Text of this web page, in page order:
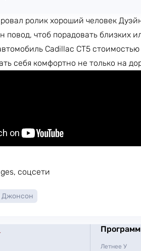
ролик хороший человек
повод, чтоб порадовать близких
Cadillac CT5
себя комфортно не только на
соцсети
Джонсон
Летнее У